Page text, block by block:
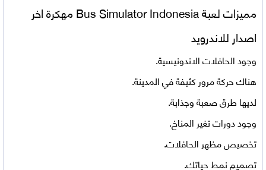
مميزات لعبة
Bus Simulator Indonesia مهكرة اخر
اصدار للاندرويد
وجود الحافلات الاندونيسية.
هناك حركة مرور كثيفة في المدينة.
لديها طرق صعبة وجذابة.
وجود دورات تغير المناخ.
تخصيص مظهر الحافلات.
تصميم نمط حياتك.